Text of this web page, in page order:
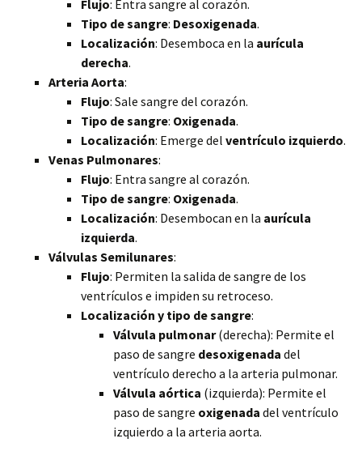
Flujo: Entra sangre al corazón.
Tipo de sangre: Desoxigenada.
Localización: Desemboca en la aurícula
derecha.
Arteria Aorta:
Flujo: Sale sangre del corazón.
Tipo de sangre: Oxigenada.
Localización: Emerge del ventrículo izquierdo.
Venas Pulmonares:
Flujo: Entra sangre al corazón.
Tipo de sangre: Oxigenada.
Localización: Desembocan en la aurícula
izquierda.
Válvulas Semilunares:
Flujo: Permiten la salida de sangre de los
ventrículos e impiden su retroceso.
Localización y tipo de sangre:
Válvula pulmonar(derecha): Permite el
paso de sangre desoxigenada del
ventrículo derecho a la arteria pulmonar.
Válvula aórtica (izquierda): Permite el
paso de sangre oxigenada del ventrículo
izquierdo a la arteria aorta.